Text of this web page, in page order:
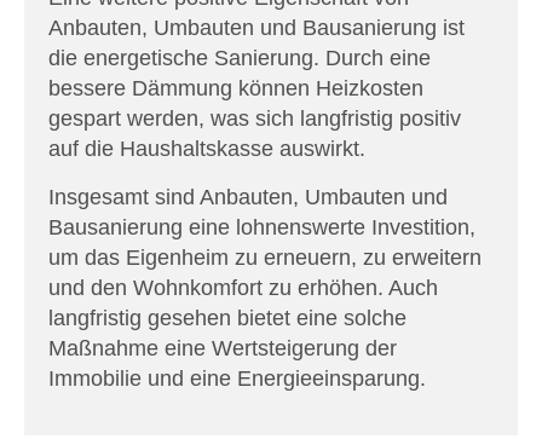
Anbauten, Umbauten und Bausanierung ist
die energetische Sanierung. Durch eine
bessere Dämmung können Heizkosten
gespart werden, was sich langfristig positiv
auf die Haushaltskasse auswirkt.
Insgesamt sind Anbauten, Umbauten und
Bausanierung eine lohnenswerte Investition,
um das Eigenheim zu erneuern, zu erweitern
und den Wohnkomfort zu erhöhen. Auch
langfristig gesehen bietet eine solche
Maßnahme eine Wertsteigerung der
Immobilie und eine Energieeinsparung.